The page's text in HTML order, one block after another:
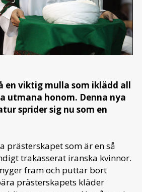
en viktig mulla som iklädd all
utmana honom. Denna nya
sprider sig nu som en
prästerskapet som är en så
trakasserat iranska kvinnor.
fram och puttar bort
prästerskapets kläder